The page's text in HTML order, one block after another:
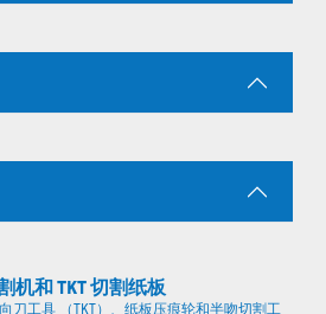
机和 TKT 切割纸板
刀工具 （TKT）、纸板压痕轮和半吻切割工